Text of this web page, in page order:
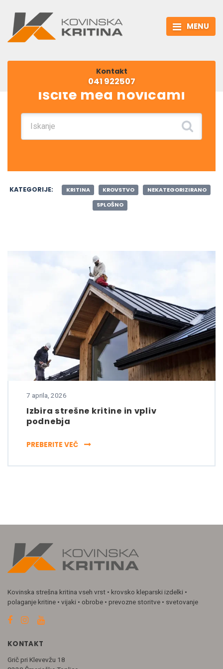
MENU
Kontakt
041 922507
Iščite med novicami
KATEGORIJE: KRITINA KROVSTVO NEKATEGORIZIRANO
SPLOŠNO
7 aprila, 2026
Izbira strešne kritine in vpliv
podnebja
PREBERITE VEČ IZBIRA STREŠNE KRITINE IN VPLIV
Kovinska strešna kritina vseh vrst • krovsko kleparski izdelki •
polaganje kritine • vijaki • obrobe • prevozne storitve • svetovanje
KONTAKT
Grič pri Klevevžu 18